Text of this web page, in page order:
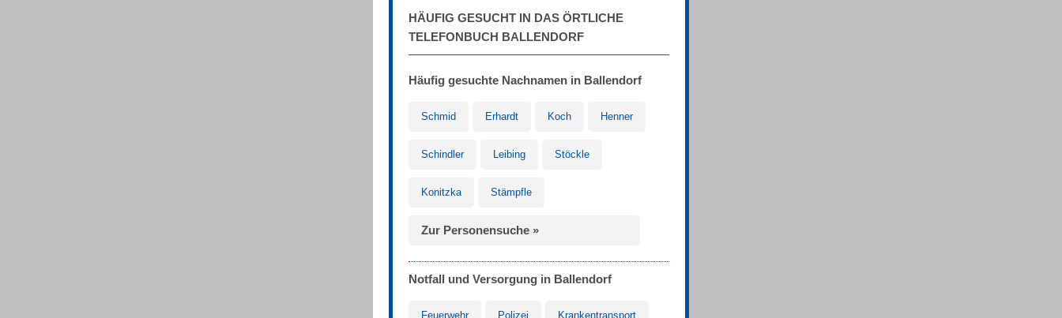
HÄUFIG GESUCHT IN DAS ÖRTLICHE
TELEFONBUCH BALLENDORF
Häufig gesuchte Nachnamen in Ballendorf
Schmid Erhardt Koch Henner
Schindler Leibing Stöckle
Konitzka Stämpfle
Zur Personensuche »
Notfall und Versorgung in Ballendorf
Feuerwehr Polizei Krankentransport